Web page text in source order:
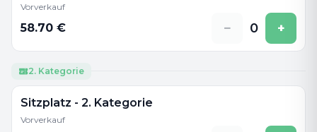
Vorverkauf
58.70 € − 0 +
2. Kategorie
Sitzplatz - 2. Kategorie
Vorverkauf